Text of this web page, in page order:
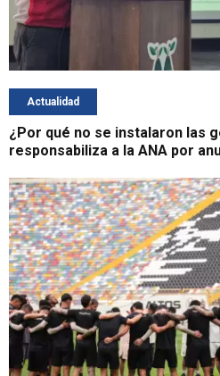
Actualidad
¿Por qué no se instalaron las
responsabiliza a la ANA por